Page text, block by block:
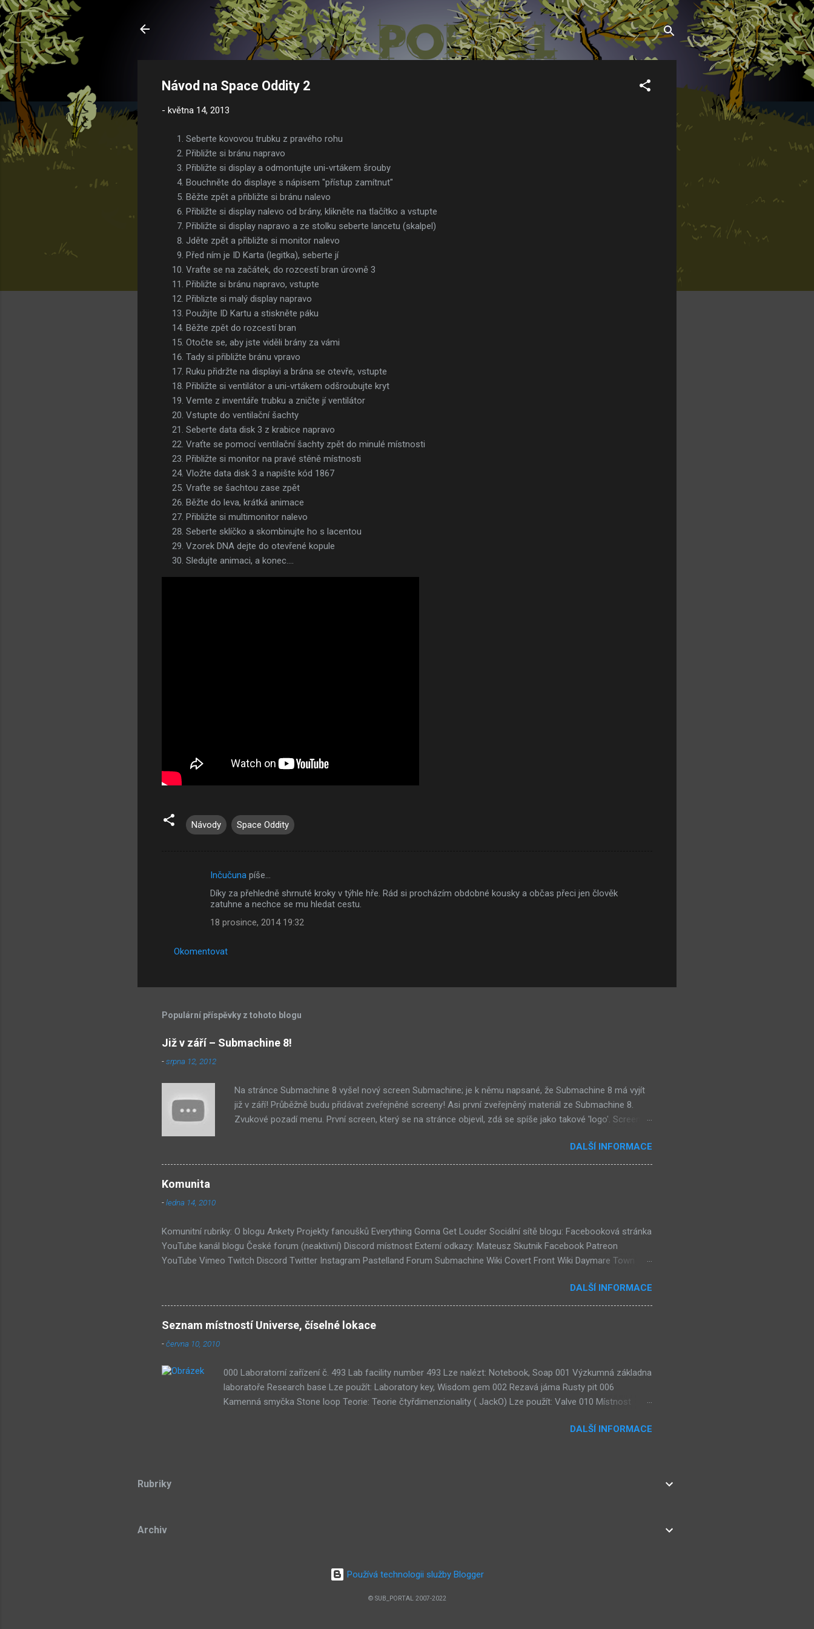
Přeskočit na hlavní obsah
Návod na Space Oddity 2
- května 14, 2013
Seberte kovovou trubku z pravého rohu
Přibližte si bránu napravo
Přibližte si display a odmontujte uni-vrtákem šrouby
Bouchněte do displaye s nápisem "přístup zamítnut"
Běžte zpět a přibližte si bránu nalevo
Přibližte si display nalevo od brány, klikněte na tlačítko a vstupte
Přibližte si display napravo a ze stolku seberte lancetu (skalpel)
Jděte zpět a přibližte si monitor nalevo
Před ním je ID Karta (legitka), seberte jí
Vraťte se na začátek, do rozcestí bran úrovně 3
Přibližte si bránu napravo, vstupte
Přiblizte si malý display napravo
Použijte ID Kartu a stiskněte páku
Běžte zpět do rozcestí bran
Otočte se, aby jste viděli brány za vámi
Tady si přibližte bránu vpravo
Ruku přidržte na displayi a brána se otevře, vstupte
Přibližte si ventilátor a uni-vrtákem odšroubujte kryt
Vemte z inventáře trubku a zničte jí ventilátor
Vstupte do ventilační šachty
Seberte data disk 3 z krabice napravo
Vraťte se pomocí ventilační šachty zpět do minulé místnosti
Přibližte si monitor na pravé stěně místnosti
Vložte data disk 3 a napište kód 1867
Vraťte se šachtou zase zpět
Běžte do leva, krátká animace
Přibližte si multimonitor nalevo
Seberte sklíčko a skombinujte ho s lacentou
Vzorek DNA dejte do otevřené kopule
Sledujte animaci, a konec....
Návody Space Oddity
n
e
Inčučuna píše…
Díky za přehledně shrnuté kroky v týhle hře. Rád si procházím obdobné kousky a občas přeci jen člověk
zatuhne a nechce se mu hledat cestu.
18 prosince, 2014 19:32
Okomentovat
Populární příspěvky z tohoto blogu
Již v září – Submachine 8!
-srpna 12, 2012
Na stránce Submachine 8 vyšel nový screen Submachine; je k němu napsané, že Submachine 8 má vyjít
již v září! Průběžně budu přidávat zveřejněné screeny! Asi první zveřejněný materiál ze Submachine 8.
Zvukové pozadí menu. První screen, který se na stránce objevil, zdá se spíše jako takové 'logo'. Screen
jako systém padacího mostu v DaymareTown 1 ( stránka sub8 ) Screen, který se objevil jako ikona her na
PastelPortal.com, vypadá to snad že vystoupíme z Liziny lodi, ovšem v páte vrstě (čili jiné dimenzi) a co
DALŠÍ INFORMACE
Komunita
-ledna 14, 2010
Komunitní rubriky: O blogu Ankety Projekty fanoušků Everything Gonna Get Louder Sociální sítě blogu: Facebooková stránka
YouTube kanál blogu České forum (neaktivní) Discord místnost Externí odkazy: Mateusz Skutnik Facebook Patreon
YouTube Vimeo Twitch Discord Twitter Instagram Pastelland Forum Submachine Wiki Covert Front Wiki Daymare Town
Submachine 8: The Plan (161) Submachine 10: The Exit (93) Submachine 9: The Temple (89) Přicházejí "Čtenářské Ankety"!
(74) Submachine 6 v sobotu? (70) Submachine: 32 Chambers (65) Covert Front 4: Spark of Life (Neaktuální) (54) Kulturní
vlivy #1: UVB-76 (49) Pod tímto článkem probíhá všeobecná diskuze
DALŠÍ INFORMACE
Seznam místností Universe, číselné lokace
-června 10, 2010
000 Laboratorní zařízení č. 493 Lab facility number 493 Lze nalézt: Notebook, Soap 001 Výzkumná základna
laboratoře Research base Lze použít: Laboratory key, Wisdom gem 002 Rezavá jáma Rusty pit 006
Kamenná smyčka Stone loop Teorie: Teorie čtyřdimenzionality ( JackO) Lze použít: Valve 010 Místnost
stone Lze použít: 3× Wisdom gem 011 Koridor strojovny Clockwork corridor Teorie: Teorie karmy (Pyro
DALŠÍ INFORMACE
Rubriky
Archiv
Používá technologii služby Blogger
© SUB_PORTAL 2007-2022